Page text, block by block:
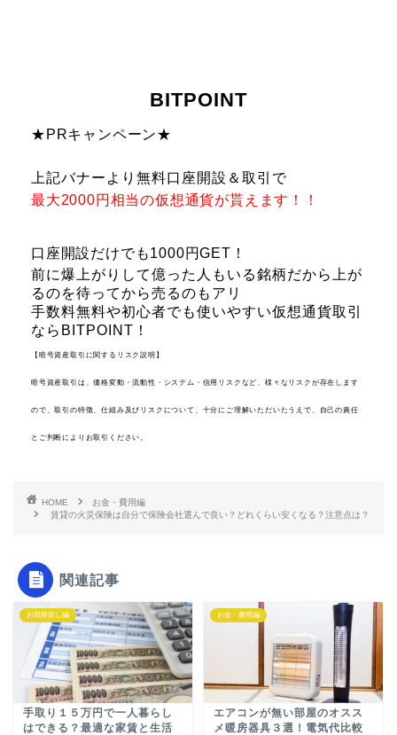
BITPOINT
★PRキャンペーン★
上記バナーより無料口座開設＆取引で
最大2000円相当の仮想通貨が貰えます！！
口座開設だけでも1000円GET！
前に爆上がりして億った人もいる銘柄だから上が
るのを待ってから売るのもアリ
手数料無料や初心者でも使いやすい仮想通貨取引
ならBITPOINT！
【暗号資産取引に関するリスク説明】
暗号資産取引は、価格変動・流動性・システム・信用リスクなど、様々なリスクが存在します
ので、取引の特徴、仕組み及びリスクについて、十分にご理解いただいたうえで、自己の責任
とご判断によりお取引ください。
HOME
お金・費用編
賃貸の火災保険は自分で保険会社選んで良い？どれくらい安くなる？注意点は？
関連記事
お部屋探し編
手取り１５万円で一人暮らし
はできる？最適な家賃と生活
お金・費用編
エアコンが無い部屋のオスス
メ暖房器具３選！電気代比較